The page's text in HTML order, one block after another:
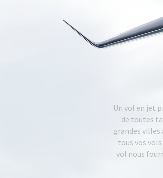
Un vol en jet
de toutes
grandes villes
tous vos
vol nous